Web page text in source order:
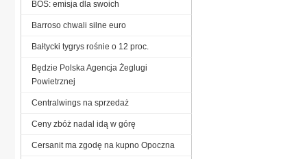
BOŚ: emisja dla swoich
Barroso chwali silne euro
Bałtycki tygrys rośnie o 12 proc.
Będzie Polska Agencja Żeglugi
Powietrznej
Centralwings na sprzedaż
Ceny zbóż nadal idą w górę
Cersanit ma zgodę na kupno Opoczna